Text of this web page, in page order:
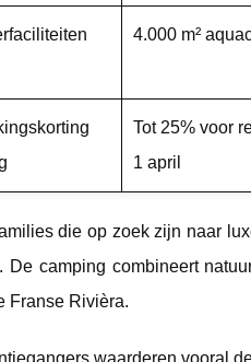
4.000 m²
Tot 25% voor
1 april
die op zoek zijn naar
De camping combineert
Franse Rivièra.
waarderen vooral